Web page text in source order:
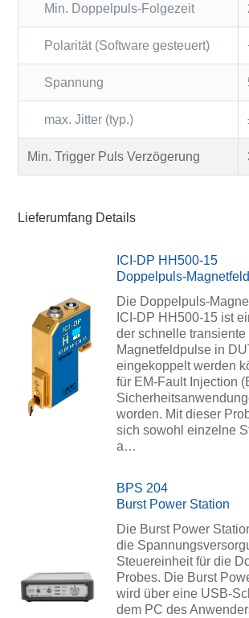
Min. Doppelpuls-Folgezeit
Polarität (Software gesteuert)
Spannung
max. Jitter (typ.)
Min. Trigger Puls Verzögerung
Lieferumfang Details
ICI-DP HH500-15
Doppelpuls-
Die Doppelpuls-
ICI-DP HH500-15 ist
der schnelle transiente
Magnetfeldpulse in
eingekoppelt werden
für EM-Fault Injection
worden. Mit dieser
sich sowohl einzelne
a…
BPS 204
Burst Power Station
Die Burst Power
die
Steuereinheit für die
Probes. Die Burst
wird über eine USB-
dem PC des